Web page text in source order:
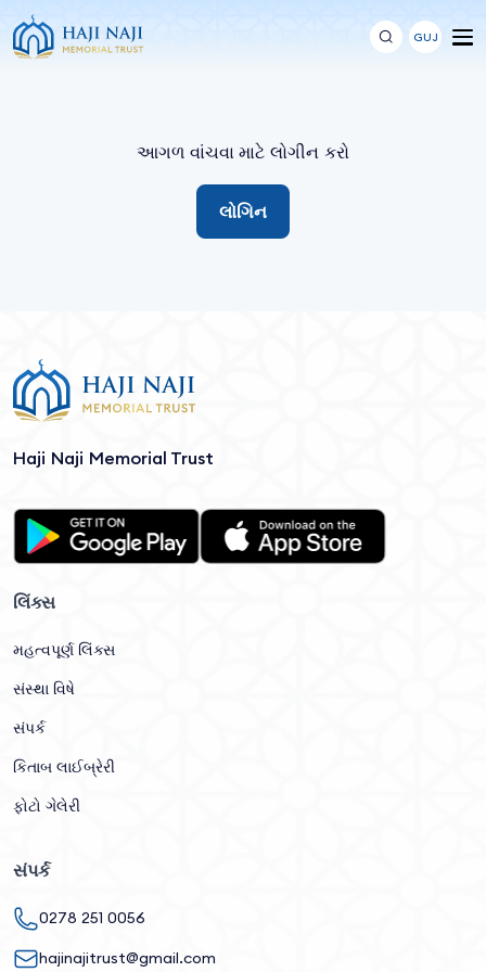
GUJ
આગળ વાંચવા માટે લોગીન કરો
લોગિન
Haji Naji Memorial Trust
લિંક્સ
મહત્વપૂર્ણ લિંક્સ
સંસ્થા વિષે
સંપર્ક
કિતાબ લાઈબ્રેરી
ફોટો ગેલેરી
સંપર્ક
0278 251 0056
hajinajitrust@gmail.com